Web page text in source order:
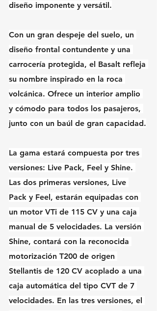
diseño imponente y versátil.
Con un gran despeje del suelo, un
diseño frontal contundente y una
carrocería protegida, el Basalt refleja
su nombre inspirado en la roca
volcánica. Ofrece un interior amplio
y cómodo para todos los pasajeros,
junto con un baúl de gran capacidad.
La gama estará compuesta por tres
versiones: Live Pack, Feel y Shine.
Las dos primeras versiones, Live
Pack y Feel, estarán equipadas con
un motor VTi de 115 CV y una caja
manual de 5 velocidades. La versión
Shine, contará con la reconocida
motorización T200 de origen
Stellantis de 120 CV acoplado a una
caja automática del tipo CVT de 7
velocidades. En las tres versiones, el